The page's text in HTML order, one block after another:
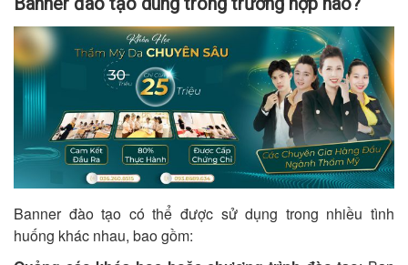
Banner đào tạo có thể được sử dụng trong nhiều tình
huống khác nhau, bao gồm: